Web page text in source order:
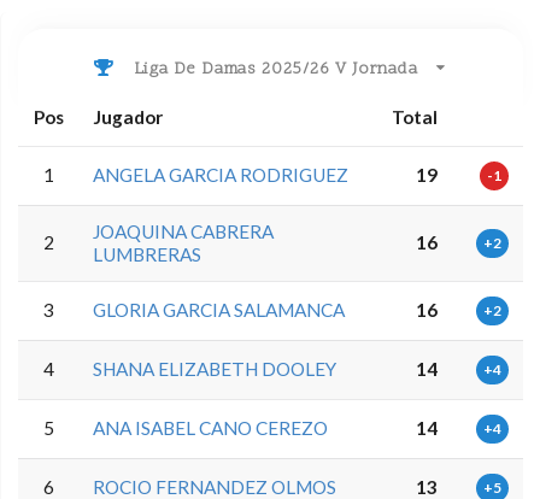
Liga De Damas 2025/26 V Jornada
Pos Jugador Total
1 ANGELA GARCIA RODRIGUEZ 19 -1
2
JOAQUINA CABRERA
LUMBRERAS
16 +2
3 GLORIA GARCIA SALAMANCA 16 +2
4 SHANA ELIZABETH DOOLEY 14 +4
5 ANA ISABEL CANO CEREZO 14 +4
6 ROCIO FERNANDEZ OLMOS 13 +5